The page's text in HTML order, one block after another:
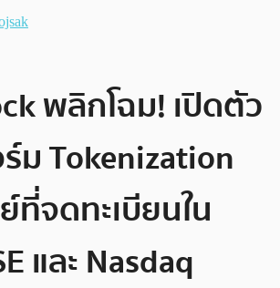
พลิกโฉม! เปิดตัว
Tokenization
จดทะเบียนใน
และ Nasdaq